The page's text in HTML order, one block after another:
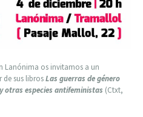
Lanónima os invitamos a un
sus librosLas guerras de género
otras especies antifeministas (Ctxt,